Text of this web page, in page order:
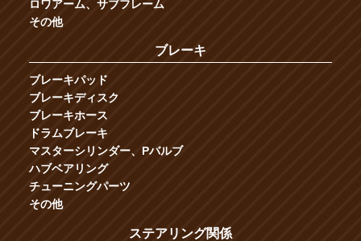
ロワアーム、サブフレーム
その他
ブレーキ
ブレーキパッド
ブレーキディスク
ブレーキホース
ドラムブレーキ
マスターシリンダー、Pバルブ
ハブベアリング
チューニングパーツ
その他
ステアリング関係